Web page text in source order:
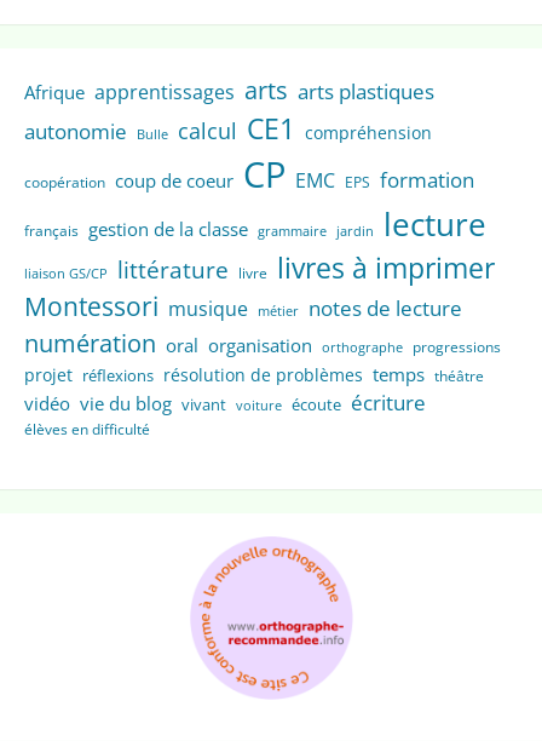
Afrique apprentissages arts arts plastiques
autonomie
Bulle calcul CE1 compréhension
coopération coup de coeur CP EMC EPS formation
français gestion de la classe grammaire jardin lecture
liaison GS/CP littérature livre livres à imprimer
Montessori musique métier notes de lecture
numération oral organisation orthographe progressions
projet réflexions résolution de problèmes temps théâtre
vidéo vie du blog vivant voiture écoute écriture
élèves en difficulté